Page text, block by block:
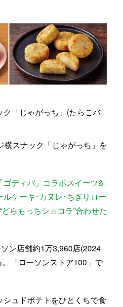
ク「じゃがっち」(たらこバ
横スナック「じゃがっち」を
ゴディバ」コラボスイーツ&
ケーキ･カヌレ･ちぎりロー
らもっちショコラ”合わせた
ン店舗約1万3,960店(2024
「ローソンストア100」で
シュドポテトをひとくちで食